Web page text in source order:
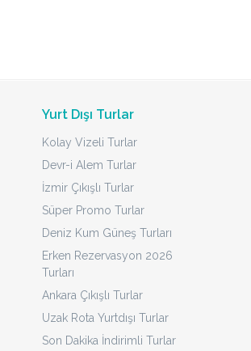
Yurt Dışı Turlar
Kolay Vizeli Turlar
Devr-i Alem Turlar
İzmir Çıkışlı Turlar
Süper Promo Turlar
Deniz Kum Güneş Turları
Erken Rezervasyon 2026
Turları
Ankara Çıkışlı Turlar
Uzak Rota Yurtdışı Turlar
Son Dakika İndirimli Turlar